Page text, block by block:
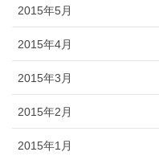
2015年5月
2015年4月
2015年3月
2015年2月
2015年1月